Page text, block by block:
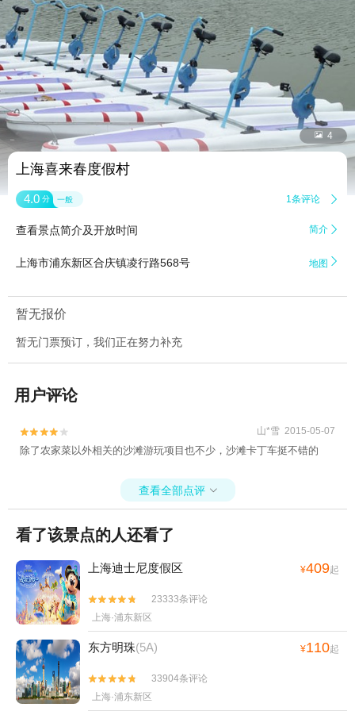
 4
上海喜来春度假村
4.0 分 一般 1条评论 
查看景点简介及开放时间 简介 
上海市浦东新区合庆镇凌行路568号 地图 
暂无报价
暂无门票预订，我们正在努力补充
用户评论

 山*雪 2015-05-07
除了农家菜以外相关的沙滩游玩项目也不少，沙滩卡丁车挺不错的
查看全部点评 
看了该景点的人还看了
上海迪士尼度假区 ¥409起


23333条评论
上海·浦东新区
东方明珠(5A) ¥110起


33904条评论
上海·浦东新区
